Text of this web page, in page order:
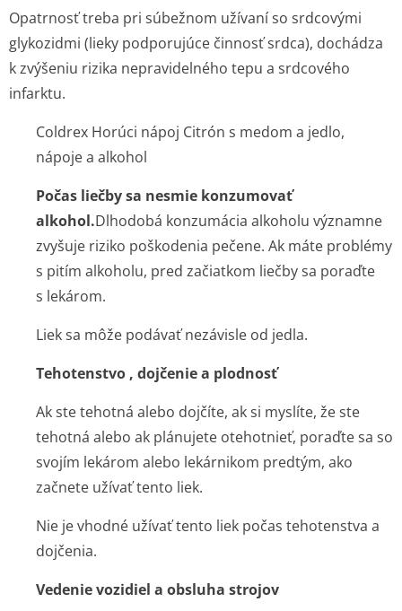
Opatrnosť treba pri súbežnom užívaní so srdcovými
glykozidmi (lieky podporujúce činnosť srdca), dochádza
k zvýšeniu rizika nepravidelného tepu a srdcového
infarktu.
Coldrex Horúci nápoj Citrón s medom a jedlo,
nápoje a alkohol
Počas liečby sa nesmie konzumovať
alkohol.Dlhodobá konzumácia alkoholu významne
zvyšuje riziko poškodenia pečene. Ak máte problémy
s pitím alkoholu, pred začiatkom liečby sa poraďte
s lekárom.
Liek sa môže podávať nezávisle od jedla.
Tehotenstvo , dojčenie a plodnosť
Ak ste tehotná alebo dojčíte, ak si myslíte, že ste
tehotná alebo ak plánujete otehotnieť, poraďte sa so
svojím lekárom alebo lekárnikom predtým, ako
začnete užívať tento liek.
Nie je vhodné užívať tento liek počas tehotenstva a
dojčenia.
Vedenie vozidiel a obsluha strojov